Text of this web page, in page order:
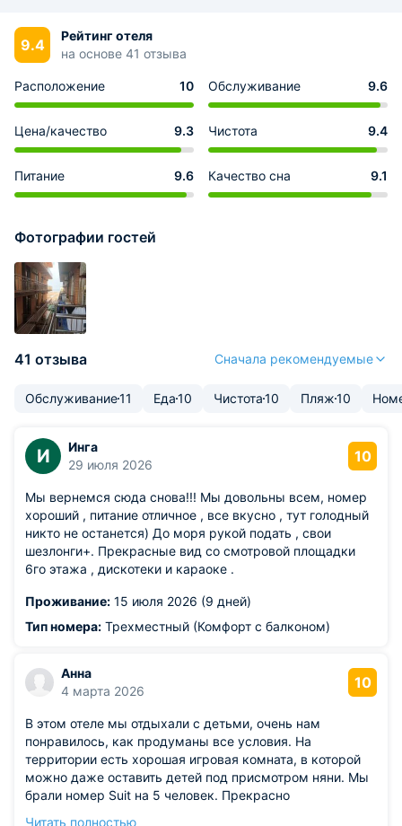
9.4
Рейтинг отеля
на основе 41 отзыва
Расположение 10 Обслуживание 9.6
Цена/качество 9.3 Чистота 9.4
Питание 9.6 Качество сна 9.1
Фотографии гостей
41 отзыва Сначала рекомендуемые
Обслуживание11 Еда10 Чистота10 Пляж10
И
Инга
29 июля 2026
10
Мы вернемся сюда снова!!! Мы довольны всем, номер
хороший , питание отличное , все вкусно , тут голодный
никто не останется) До моря рукой подать , свои
шезлонги+. Прекрасные вид со смотровой площадки
6го этажа , дискотеки и караоке .
Проживание: 15 июля 2026 (9 дней)
Тип номера: Трехместный (Комфорт с балконом)
Анна
4 марта 2026
10
В этом отеле мы отдыхали с детьми, очень нам
понравилось, как продуманы все условия. На
территории есть хорошая игровая комната, в которой
можно даже оставить детей под присмотром няни. Мы
брали номер Suit на 5 человек. Прекрасно
Читать полностью